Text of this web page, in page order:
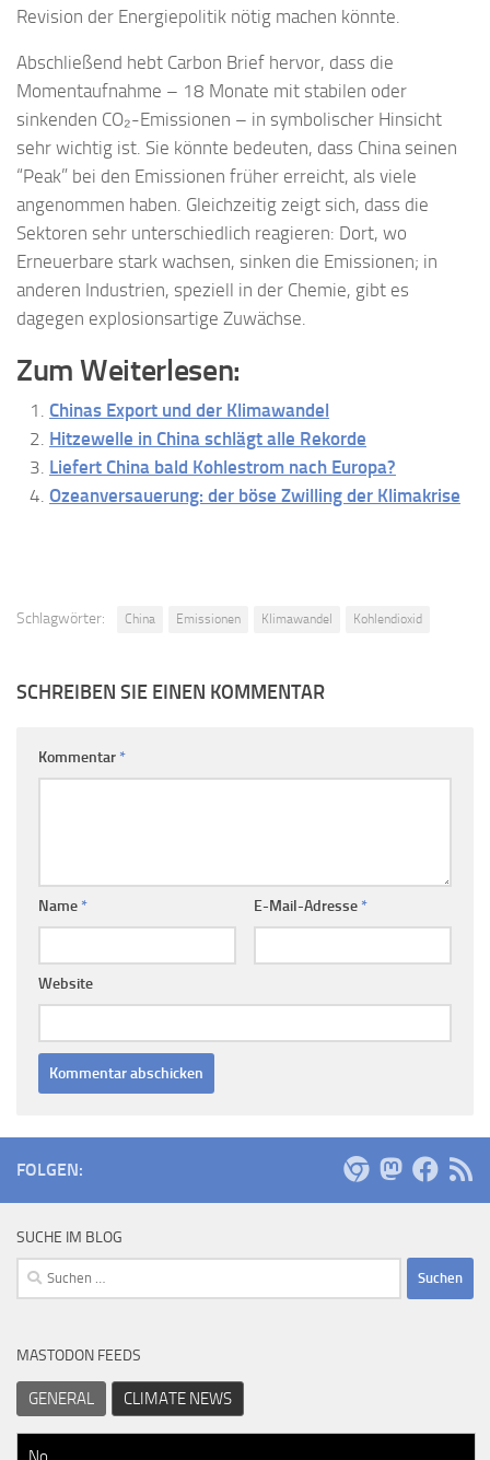
Revision der Energiepolitik nötig machen könnte.
Abschließend hebt Carbon Brief hervor, dass die
Momentaufnahme – 18 Monate mit stabilen oder
sinkenden CO₂-Emissionen – in symbolischer Hinsicht
sehr wichtig ist. Sie könnte bedeuten, dass China seinen
“Peak” bei den Emissionen früher erreicht, als viele
angenommen haben. Gleichzeitig zeigt sich, dass die
Sektoren sehr unterschiedlich reagieren: Dort, wo
Erneuerbare stark wachsen, sinken die Emissionen; in
anderen Industrien, speziell in der Chemie, gibt es
dagegen explosionsartige Zuwächse.
Zum Weiterlesen:
Chinas Export und der Klimawandel
Hitzewelle in China schlägt alle Rekorde
Liefert China bald Kohlestrom nach Europa?
Ozeanversauerung: der böse Zwilling der Klimakrise
Schlagwörter: China Emissionen Klimawandel Kohlendioxid
SCHREIBEN SIE EINEN KOMMENTAR
Kommentar *
Name * E-Mail-Adresse *
Website
FOLGEN:
SUCHE IM BLOG
Suchen
nach:
MASTODON FEEDS
GENERAL CLIMATE NEWS